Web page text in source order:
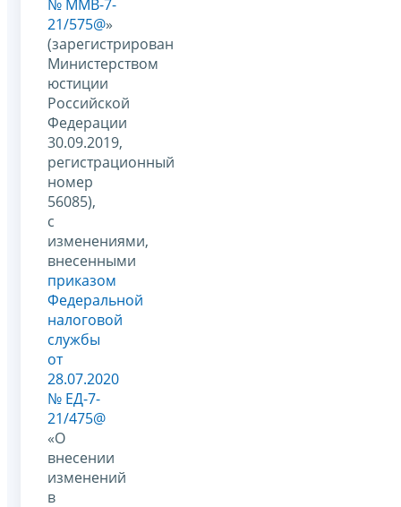
№ ММВ-7-
21/575@»
(зарегистрирован
Министерством
юстиции
Российской
Федерации
30.09.2019,
регистрационный
номер
56085),
с
изменениями,
внесенными
приказом
Федеральной
налоговой
службы
от
28.07.2020
№ ЕД-7-
21/475@
«О
внесении
изменений
в